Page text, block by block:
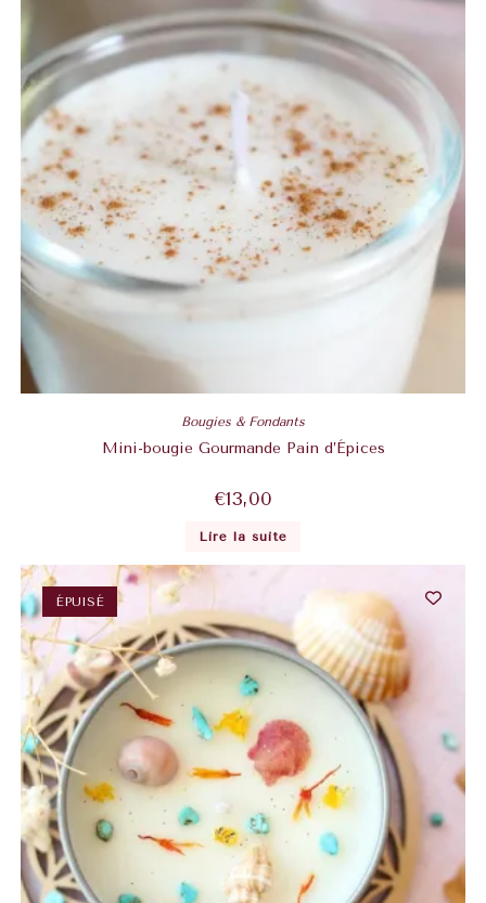
Bougies & Fondants
Mini-bougie Gourmande Pain d’Épices
€13,00
Lire la suite
ÉPUISÉ